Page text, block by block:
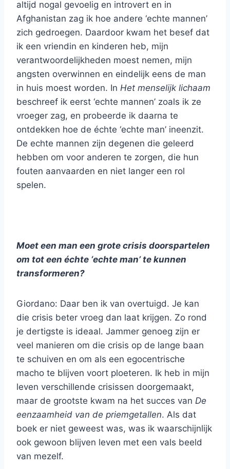
altijd nogal gevoelig en introvert en in
Afghanistan zag ik hoe andere ‘echte mannen’
zich gedroegen. Daardoor kwam het besef dat
ik een vriendin en kinderen heb, mijn
verantwoordelijkheden moest nemen, mijn
angsten overwinnen en eindelijk eens de man
in huis moest worden. In Het menselijk lichaam
beschreef ik eerst ‘echte mannen’ zoals ik ze
vroeger zag, en probeerde ik daarna te
ontdekken hoe de échte ‘echte man’ ineenzit.
De echte mannen zijn degenen die geleerd
hebben om voor anderen te zorgen, die hun
fouten aanvaarden en niet langer een rol
spelen.
Moet een man een grote crisis doorspartelen
om tot een échte ‘echte man’ te kunnen
transformeren?
Giordano: Daar ben ik van overtuigd. Je kan
die crisis beter vroeg dan laat krijgen. Zo rond
je dertigste is ideaal. Jammer genoeg zijn er
veel manieren om die crisis op de lange baan
te schuiven en om als een egocentrische
macho te blijven voort ploeteren. Ik heb in mijn
leven verschillende crisissen doorgemaakt,
maar de grootste kwam na het succes van De
eenzaamheid van de priemgetallen. Als dat
boek er niet geweest was, was ik waarschijnlijk
ook gewoon blijven leven met een vals beeld
van mezelf.